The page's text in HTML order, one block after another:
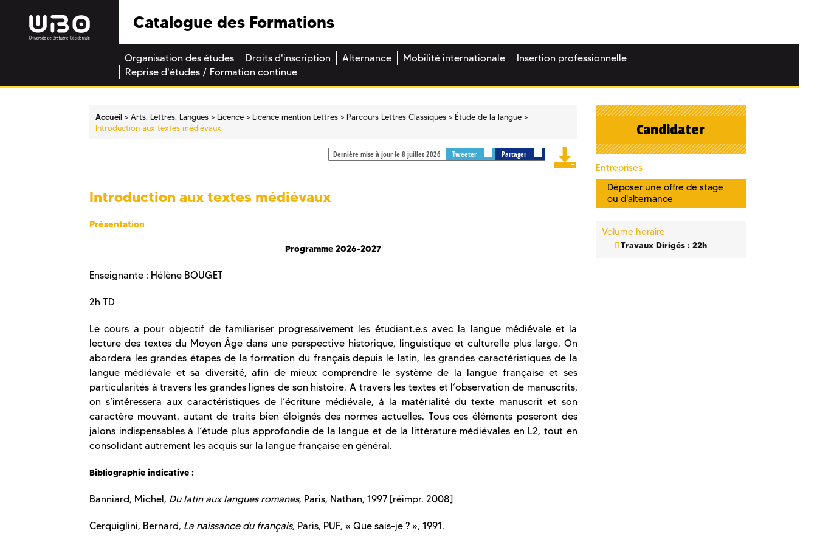
Catalogue des Formations
Organisation des études Droits d'inscription Alternance Mobilité internationale
Insertion professionnelle
Reprise d'études / Formation continue
Accueil Arts, Lettres, Langues Licence Licence mention Lettres Parcours Lettres Classiques
Étude de la langue
Introduction aux textes médiévaux
Dernière mise à jour le 8 juillet 2026 Tweeter Partager
Introduction aux textes médiévaux
Présentation
Programme 2026-2027
Enseignante : Hélène BOUGET
2h TD
Le cours a pour objectif de familiariser progressivement les étudiant.e.s avec la langue médiévale et la
lecture des textes du Moyen Âge dans une perspective historique, linguistique et culturelle plus large. On
abordera les grandes étapes de la formation du français depuis le latin, les grandes caractéristiques de la
langue médiévale et sa diversité, afin de mieux comprendre le système de la langue française et ses
particularités à travers les grandes lignes de son histoire. A travers les textes et l’observation de manuscrits,
on s’intéressera aux caractéristiques de l’écriture médiévale, à la matérialité du texte manuscrit et son
caractère mouvant, autant de traits bien éloignés des normes actuelles. Tous ces éléments poseront des
jalons indispensables à l’étude plus approfondie de la langue et de la littérature médiévales en L2, tout en
consolidant autrement les acquis sur la langue française en général.
Bibliographie indicative :
Banniard, Michel, Du latin aux langues romanes, Paris, Nathan, 1997 [réimpr. 2008]
Cerquiglini, Bernard, La naissance du français, Paris, PUF, « Que sais-je ? », 1991.
Candidater
Entreprises
Déposer une offre de stage
ou d'alternance
Volume horaire
Travaux Dirigés : 22h